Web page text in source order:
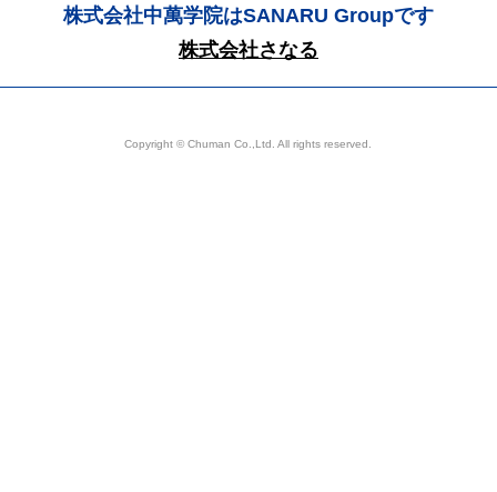
株式会社中萬学院はSANARU Groupです
株式会社さなる
Copyright © Chuman Co.,Ltd. All rights reserved.